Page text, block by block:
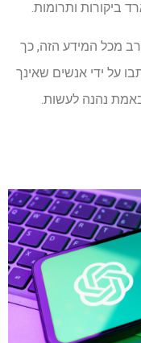
מכל המידע הזה, כך
על ידי אנשים שאינך
נהנה לעשות.